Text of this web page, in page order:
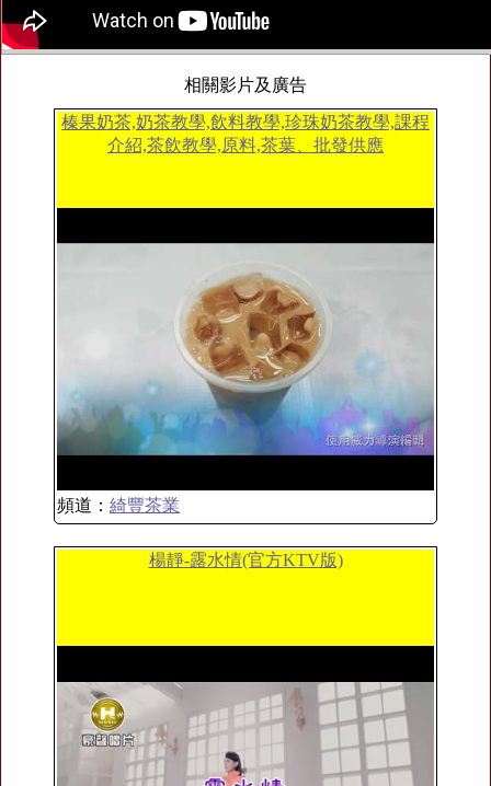
相關影片及廣告
榛果奶茶,奶茶教學,飲料教學,珍珠奶茶教學,課程
介紹,茶飲教學,原料,茶葉、批發供應
頻道： 綺豐茶業
楊靜-露水情(官方KTV版)